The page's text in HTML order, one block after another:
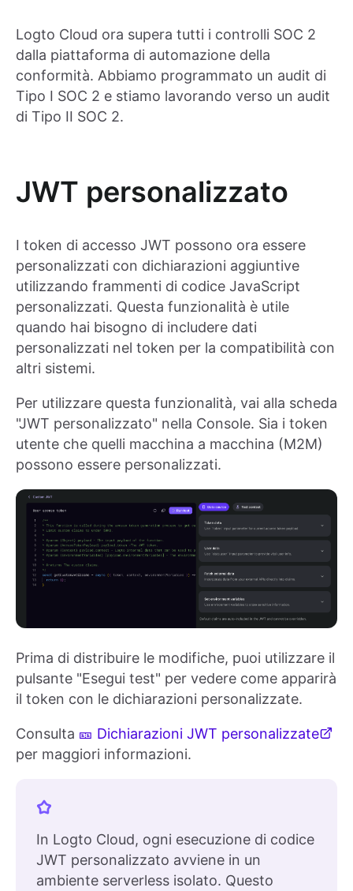
Logto Cloud ora supera tutti i controlli SOC 2
dalla piattaforma di automazione della
conformità. Abbiamo programmato un audit di
Tipo I SOC 2 e stiamo lavorando verso un audit
di Tipo II SOC 2.
JWT personalizzato
I token di accesso JWT possono ora essere
personalizzati con dichiarazioni aggiuntive
utilizzando frammenti di codice JavaScript
personalizzati. Questa funzionalità è utile
quando hai bisogno di includere dati
personalizzati nel token per la compatibilità con
altri sistemi.
Per utilizzare questa funzionalità, vai alla scheda
"JWT personalizzato" nella Console. Sia i token
utente che quelli macchina a macchina (M2M)
possono essere personalizzati.
Prima di distribuire le modifiche, puoi utilizzare il
pulsante "Esegui test" per vedere come apparirà
il token con le dichiarazioni personalizzate.
Consulta 🎫 Dichiarazioni JWT personalizzate
per maggiori informazioni.
In Logto Cloud, ogni esecuzione di codice
JWT personalizzato avviene in un
ambiente serverless isolato. Questo